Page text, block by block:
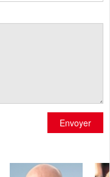
Envoyer